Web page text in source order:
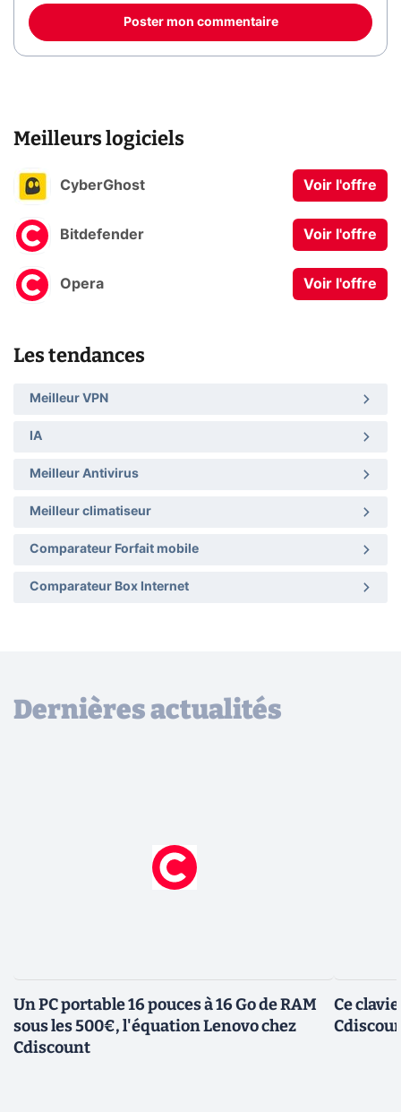
Poster mon commentaire
Meilleurs logiciels
CyberGhost Voir l'offre
Bitdefender Voir l'offre
Opera Voir l'offre
Les tendances
Meilleur VPN
IA
Meilleur Antivirus
Meilleur climatiseur
Comparateur Forfait mobile
Comparateur Box Internet
Dernières actualités
Un PC portable 16 pouces à 16 Go de RAM
sous les 500€, l'équation Lenovo chez
Cdiscount
Ce